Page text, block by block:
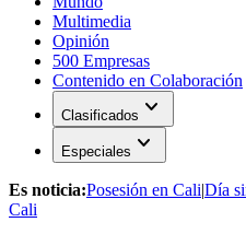
Multimedia
Opinión
500 Empresas
Contenido en Colaboración
Clasificados expand_more
Especiales expand_more
Es noticia:Posesión en Cali|Día
Cali